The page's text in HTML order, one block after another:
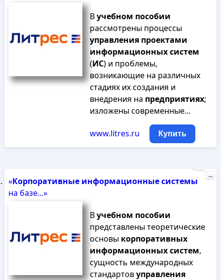
Вучебном пособии
рассмотрены процессы
управления проектами
информационныхсистем
(ИС) и проблемы,
возникающие на различных
стадиях их создания и
внедрения на предприятиях;
изложены современные...
www.litres.ru Купить
«Корпоративные информационныесистемы
на базе...»
Вучебном пособии
представлены теоретические
основы корпоративных
информационныхсистем,
сущность международных
стандартовуправления
Реклама
...